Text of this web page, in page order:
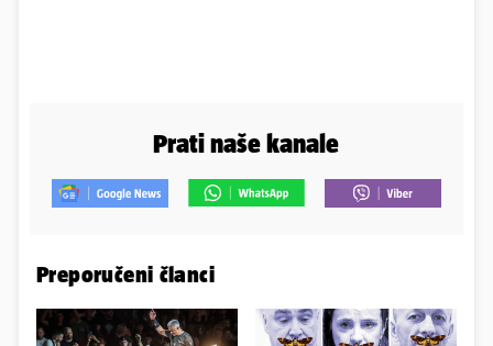
Prati naše kanale
Preporučeni članci